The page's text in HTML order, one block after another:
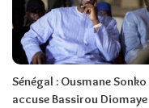
Sénégal : Ousmane Sonko
accuse Bassirou Diomaye